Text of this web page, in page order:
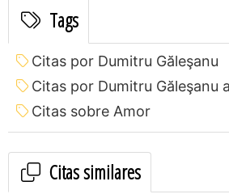
Tags
Citas por Dumitru Găleşanu
Citas por Dumitru Găleşanu
Citas sobre Amor
Citas similares